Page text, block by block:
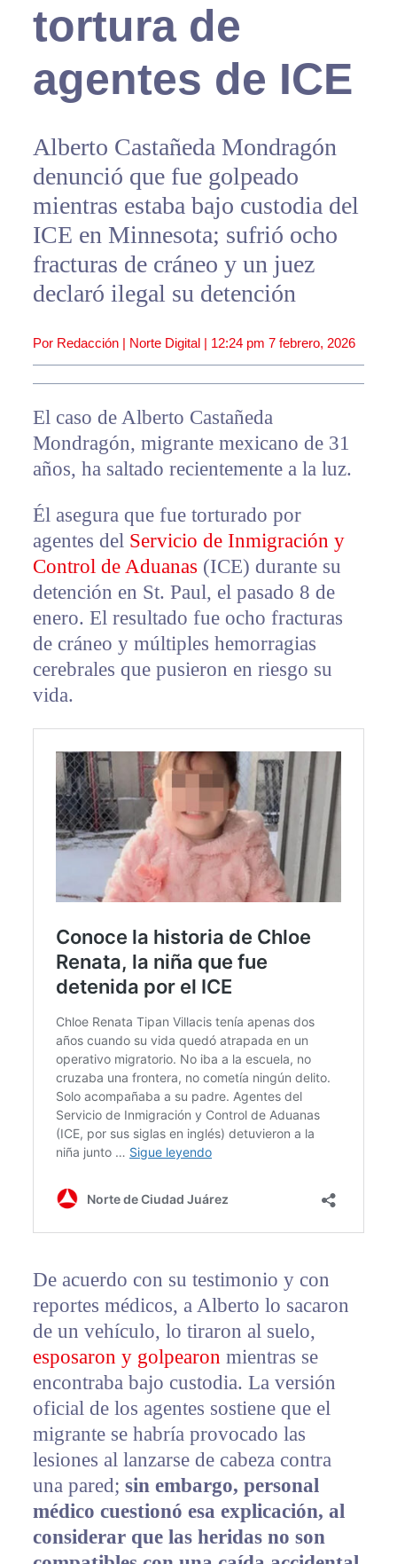
tortura de
agentes de ICE
Alberto Castañeda Mondragón
denunció que fue golpeado
mientras estaba bajo custodia del
ICE en Minnesota; sufrió ocho
fracturas de cráneo y un juez
declaró ilegal su detención
Por Redacción | Norte Digital | 12:24 pm 7 febrero, 2026
El caso de Alberto Castañeda
Mondragón, migrante mexicano de 31
años, ha saltado recientemente a la luz.
Él asegura que fue torturado por
agentes del Servicio de Inmigración y
Control de Aduanas (ICE) durante su
detención en St. Paul, el pasado 8 de
enero. El resultado fue ocho fracturas
de cráneo y múltiples hemorragias
cerebrales que pusieron en riesgo su
vida.
De acuerdo con su testimonio y con
reportes médicos, a Alberto lo sacaron
de un vehículo, lo tiraron al suelo,
esposaron y golpearon mientras se
encontraba bajo custodia. La versión
oficial de los agentes sostiene que el
migrante se habría provocado las
lesiones al lanzarse de cabeza contra
una pared; sin embargo, personal
médico cuestionó esa explicación, al
considerar que las heridas no son